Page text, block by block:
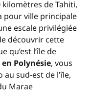
kilomètres de Tahiti,
pour ville principale
escale privilégiée
découvrir cette
qu’est l’île de
Polynésie, vous
au sud-est de l'île,
Marae